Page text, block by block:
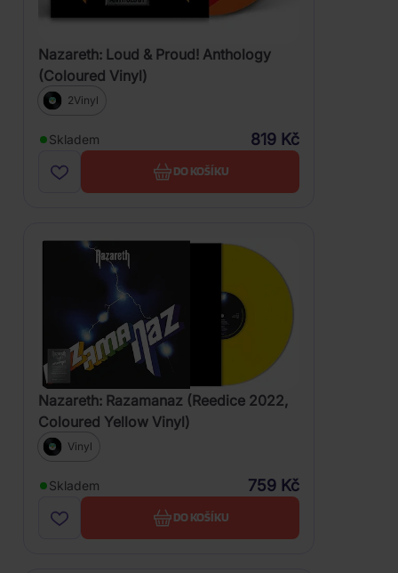
Nazareth: Loud & Proud! Anthology
(Coloured Vinyl)
2Vinyl
Skladem 819 Kč
DO KOŠÍKU
Nazareth: Razamanaz (Reedice 2022,
Coloured Yellow Vinyl)
Vinyl
Skladem 759 Kč
DO KOŠÍKU